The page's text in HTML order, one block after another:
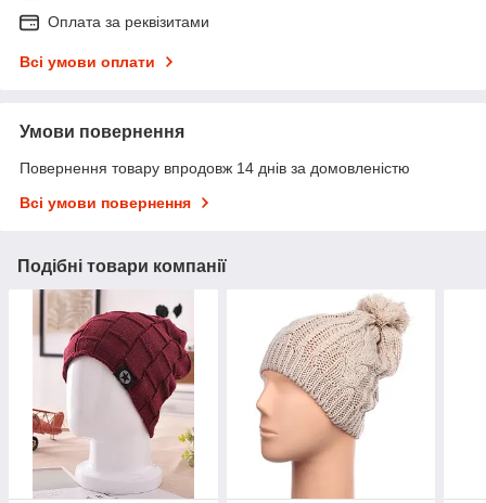
Оплата за реквізитами
Всі умови оплати
Умови повернення
Повернення товару впродовж 14 днів за домовленістю
Всі умови повернення
Подібні товари компанії